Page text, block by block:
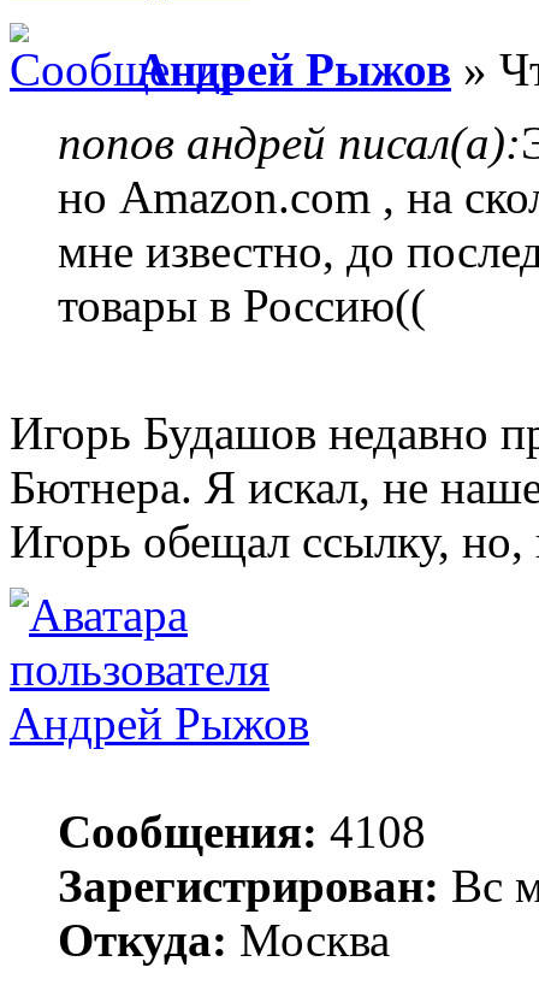
Андрей Рыжов »
попов андрей писал(а):
но Amazon.com , на
мне известно, до
товары в Россию((
Игорь Будашов недавно
Бютнера. Я искал, не
Игорь обещал ссылку,
Андрей Рыжов
Сообщения: 4108
Зарегистрирован: Вс
Откуда: Москва